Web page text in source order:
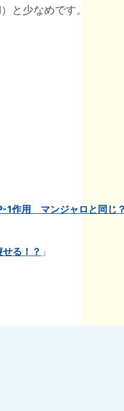
と少なめです。
作用 マンジャロと同じ
る！？ 」